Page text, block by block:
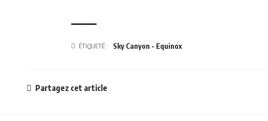
ÉTIQUETÉ : Sky Canyon - Equinox
Partagez cet article